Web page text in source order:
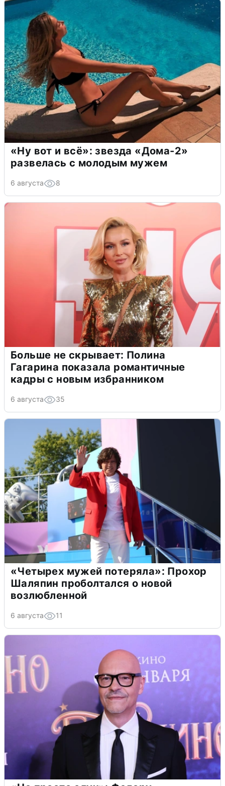
«Ну вот и всё»: звезда «Дома-2»
развелась с молодым мужем
6 августа 8
Больше не скрывает: Полина
Гагарина показала романтичные
кадры с новым избранником
6 августа 35
«Четырех мужей потеряла»: Прохор
Шаляпин проболтался о новой
возлюбленной
6 августа 11